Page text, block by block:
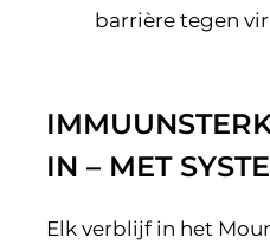
barrière tegen
IN – MET
Elk verblijf in het